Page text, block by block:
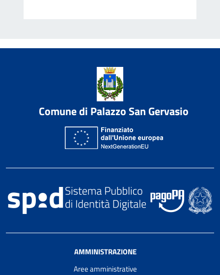
Comune di Palazzo San Gervasio
AMMINISTRAZIONE
Aree amministrative